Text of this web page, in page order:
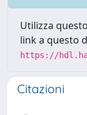
Utilizza
link a questo
https://
Citazioni